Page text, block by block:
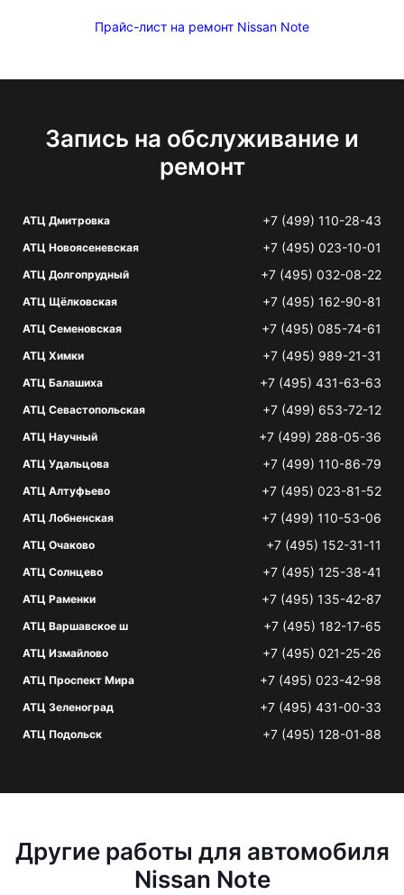
Прайс-лист на ремонт Nissan Note
Запись на обслуживание и
ремонт
АТЦ Дмитровка +7 (499) 110-28-43
АТЦ Новоясеневская +7 (495) 023-10-01
АТЦ Долгопрудный +7 (495) 032-08-22
АТЦ Щёлковская +7 (495) 162-90-81
АТЦ Семеновская +7 (495) 085-74-61
АТЦ Химки +7 (495) 989-21-31
АТЦ Балашиха +7 (495) 431-63-63
АТЦ Севастопольская +7 (499) 653-72-12
АТЦ Научный +7 (499) 288-05-36
АТЦ Удальцова +7 (499) 110-86-79
АТЦ Алтуфьево +7 (495) 023-81-52
АТЦ Лобненская +7 (499) 110-53-06
АТЦ Очаково +7 (495) 152-31-11
АТЦ Солнцево +7 (495) 125-38-41
АТЦ Раменки +7 (495) 135-42-87
АТЦ Варшавское ш +7 (495) 182-17-65
АТЦ Измайлово +7 (495) 021-25-26
АТЦ Проспект Мира +7 (495) 023-42-98
АТЦ Зеленоград +7 (495) 431-00-33
АТЦ Подольск +7 (495) 128-01-88
Другие работы для автомобиля
Nissan Note